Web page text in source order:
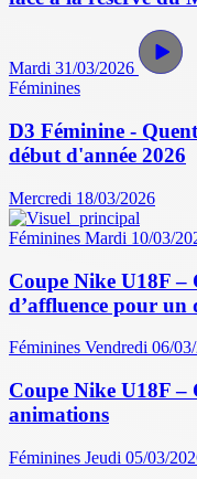
Mardi 31/03/2026
Féminines
D3 Féminine -
début d'année 2026
Mercredi 18/03/2026
Féminines Mardi 10/03/
Coupe Nike U18F
d’affluence pour
Féminines Vendredi 06/
Coupe Nike U18F –
animations
Féminines Jeudi 05/03/